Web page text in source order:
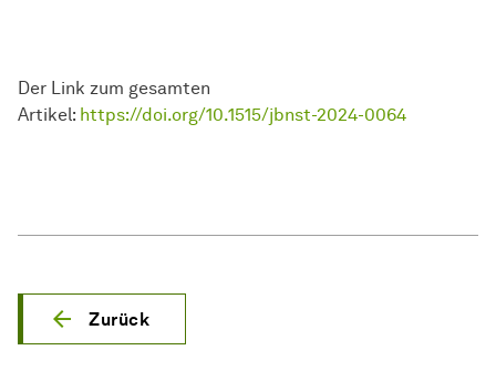
Der Link zum gesamten
Artikel: https://doi.org/10.1515/jbnst-2024-0064
Zurück